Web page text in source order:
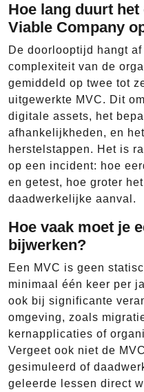
Hoe lang duurt
Viable Company
De doorlooptijd hangt
complexiteit van de
gemiddeld op twee tot
uitgewerkte MVC. Dit
digitale assets, het
afhankelijkheden, en
herstelstappen. Het is
op een incident: hoe
en getest, hoe groter
daadwerkelijke aanval.
Hoe vaak moet je
bijwerken?
Een MVC is geen
minimaal één keer per
ook bij significante
omgeving, zoals
kernapplicaties of
Vergeet ook niet de
gesimuleerd of
geleerde lessen direct